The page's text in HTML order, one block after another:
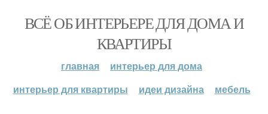
ВСЁ ОБ ИНТЕРЬЕРЕ ДЛЯ ДОМА И
КВАРТИРЫ
главная
интерьер для дома
интерьер для квартиры
идеи дизайна мебель